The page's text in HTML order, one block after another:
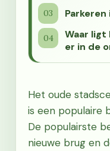
Parkeren
Waar ligt
er in de
Het oude
is een populaire
De populairste
nieuwe brug en